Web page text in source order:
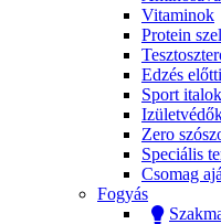
Vitaminok
Protein
Edzés
Sport italok
Zero
Speciális
Csomag
Fogyás